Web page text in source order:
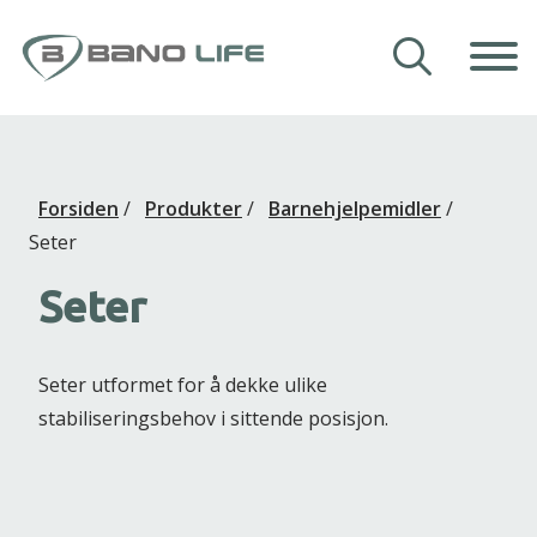
Veiledning
Kontakt oss
Forsiden / Produkter/ Barnehjelpemidler/
Seter
Seter
Seter utformet for å dekke ulike
stabiliseringsbehov i sittende posisjon.